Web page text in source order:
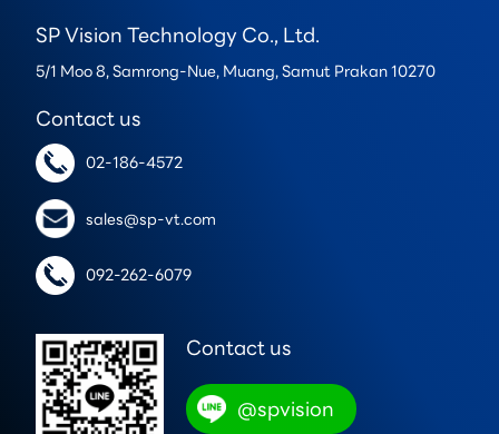
SP Vision Technology Co., Ltd.
5/1 Moo 8, Samrong-Nue, Muang, Samut Prakan 10270
Contact us
02-186-4572
sales@sp-vt.com
092-262-6079
Contact us
@spvision